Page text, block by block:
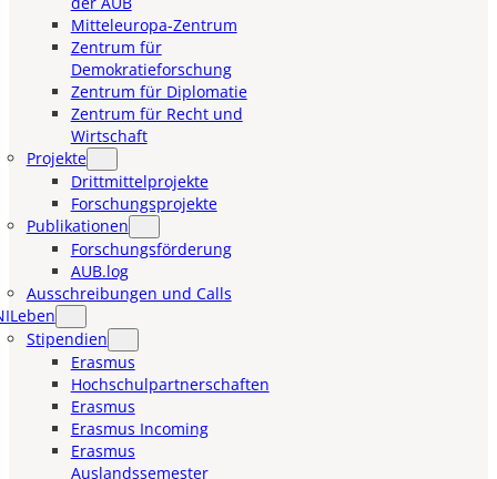
Mitteleuropa-Zentrum
Zentrum für
Demokratieforschung
Zentrum für Diplomatie
Zentrum für Recht und
Wirtschaft
Projekte
Drittmittelprojekte
Forschungsprojekte
Publikationen
Forschungsförderung
AUB.log
Ausschreibungen und Calls
Stipendien
Erasmus
Hochschulpartnerschaften
Erasmus
Erasmus Incoming
Erasmus
Auslandssemester